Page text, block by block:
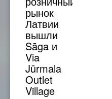
рынок
Латвии
вышли
Sāga и
Via
Jūrmala
Outlet
Village